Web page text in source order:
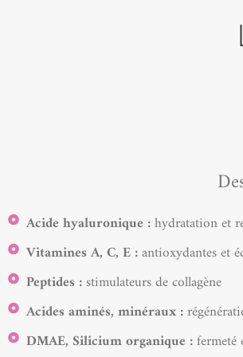
Acide hyaluronique :hydratation et
Vitamines A, C, E :antioxydantes et
Peptides :stimulateurs de collagène
Acides aminés, minéraux :
DMAE, Silicium organique :fermeté